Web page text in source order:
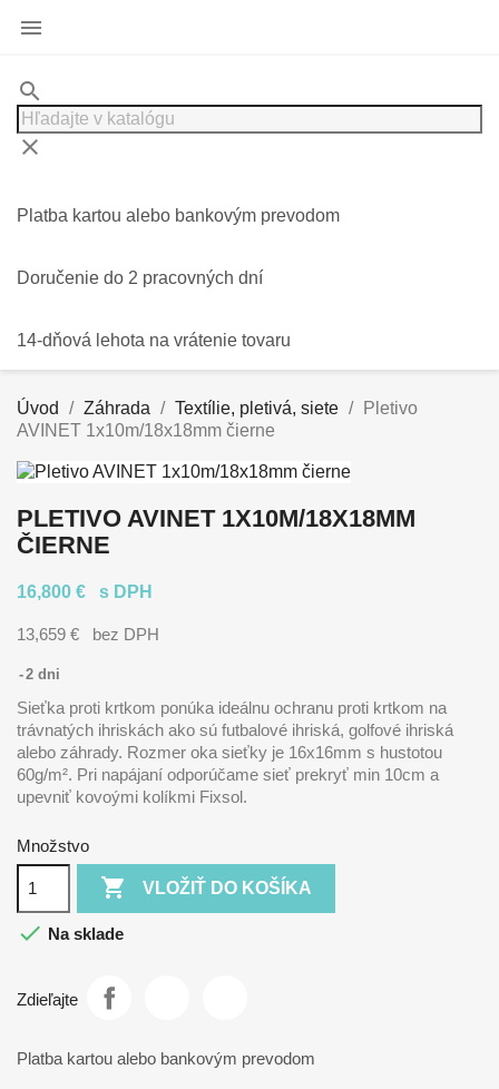

search
clear
Platba kartou alebo bankovým prevodom
Doručenie do 2 pracovných dní
14-dňová lehota na vrátenie tovaru
Úvod Záhrada Textílie, pletivá, siete
Pletivo
AVINET 1x10m/18x18mm čierne
PLETIVO AVINET 1X10M/18X18MM
ČIERNE
16,800 € s DPH
13,659 € bez DPH
2 dni
Sieťka proti krtkom ponúka ideálnu ochranu proti krtkom na
trávnatých ihriskách ako sú futbalové ihriská, golfové ihriská
alebo záhrady. Rozmer oka sieťky je 16x16mm s hustotou
60g/m². Pri napájaní odporúčame sieť prekryť min 10cm a
upevniť kovoými kolíkmi Fixsol.
Množstvo
 VLOŽIŤ DO KOŠÍKA
 Na sklade
Zdieľajte
Platba kartou alebo bankovým prevodom